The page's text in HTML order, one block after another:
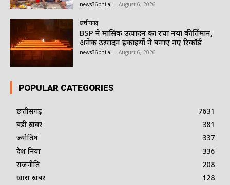
news36bhilai August 6, 2026
छत्तीसगढ़
BSP ने मासिक उत्पादन का रचा नया कीर्तिमान,
अनेक उत्पादन इकाइयों ने बनाए नए रिकॉर्ड
news36bhilai August 6, 2026
POPULAR CATEGORIES
छत्तीसगढ़
7631
बड़ी ख़बर
381
ज्योतिष
337
देश दुनिया
336
राजनीति
208
खास खबर
128